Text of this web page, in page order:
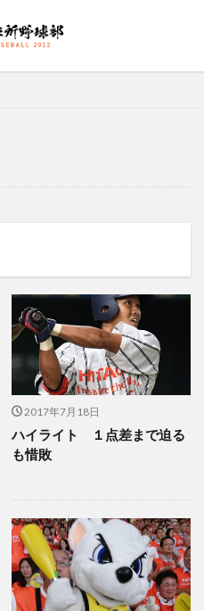
2017年7月18日
ハイライト １点差まで迫る
も惜敗
AMP PWA